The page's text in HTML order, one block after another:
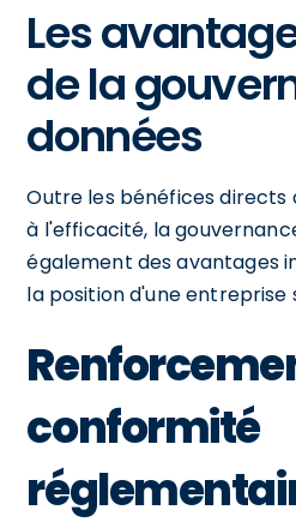
Les
de la
données
Outre les bénéfices directs
à l'efficacité, la
également des avantages
la position d'une entreprise
conformité